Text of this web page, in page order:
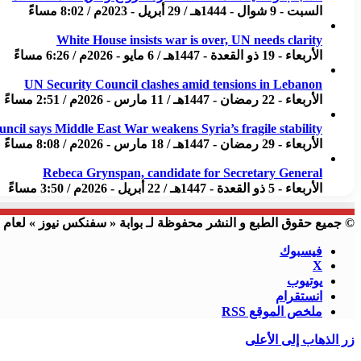
السبت - 9 شوال - 1444هـ / 29 أبريل - 2023م / 8:02 مساءً
White House insists war is over, UN needs clarity
الأربعاء - 19 ذو القعدة - 1447هـ / 6 مايو - 2026م / 6:26 مساءً
UN Security Council clashes amid tensions in Lebanon
الأربعاء - 22 رمضان - 1447هـ / 11 مارس - 2026م / 2:51 مساءً
says Middle East War weakens Syria’s fragile stability
الأربعاء - 29 رمضان - 1447هـ / 18 مارس - 2026م / 8:08 مساءً
Rebeca Grynspan, candidate for Secretary General
الأربعاء - 5 ذو القعدة - 1447هـ / 22 أبريل - 2026م / 3:50 مساءً
© جميع حقوق الطبع و النشر محفوظة لـ بوابة « سفنكس نيوز » لعام 2023 م
فيسبوك
X
يوتيوب
انستقرام
ملخص الموقع RSS
زر الذهاب إلى الأعلى